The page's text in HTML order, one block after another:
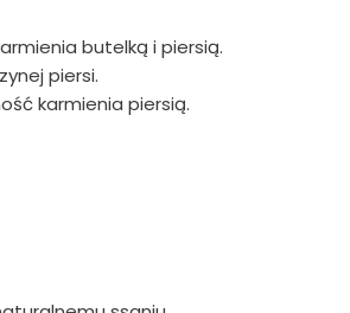
butelką i piersią.
piersi.
karmienia piersią.